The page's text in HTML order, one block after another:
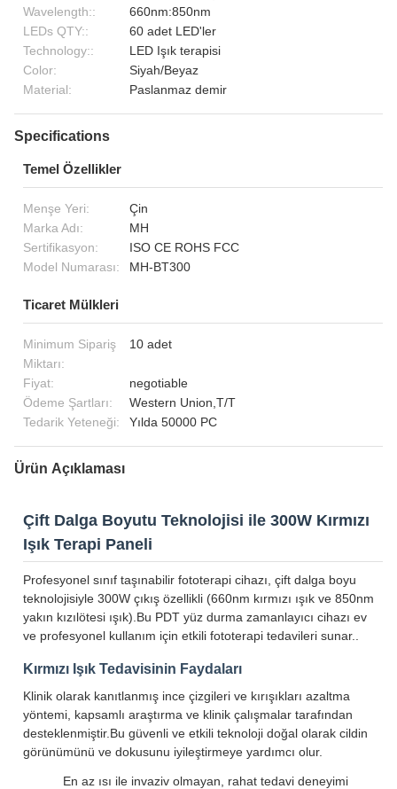
Wavelength::
660nm:850nm
LEDs QTY::
60 adet LED'ler
Technology::
LED Işık terapisi
Color:
Siyah/Beyaz
Material:
Paslanmaz demir
Specifications
Temel Özellikler
Menşe Yeri:
Çin
Marka Adı:
MH
Sertifikasyon:
ISO CE ROHS FCC
Model Numarası:
MH-BT300
Ticaret Mülkleri
Minimum Sipariş
Miktarı:
10 adet
Fiyat:
negotiable
Ödeme Şartları:
Western Union,T/T
Tedarik Yeteneği:
Yılda 50000 PC
Ürün Açıklaması
Çift Dalga Boyutu Teknolojisi ile 300W Kırmızı
Işık Terapi Paneli
Profesyonel sınıf taşınabilir fototerapi cihazı, çift dalga boyu
teknolojisiyle 300W çıkış özellikli (660nm kırmızı ışık ve 850nm
yakın kızılötesi ışık).Bu PDT yüz durma zamanlayıcı cihazı ev
ve profesyonel kullanım için etkili fototerapi tedavileri sunar..
Kırmızı Işık Tedavisinin Faydaları
Klinik olarak kanıtlanmış ince çizgileri ve kırışıkları azaltma
yöntemi, kapsamlı araştırma ve klinik çalışmalar tarafından
desteklenmiştir.Bu güvenli ve etkili teknoloji doğal olarak cildin
görünümünü ve dokusunu iyileştirmeye yardımcı olur.
En az ısı ile invaziv olmayan, rahat tedavi deneyimi